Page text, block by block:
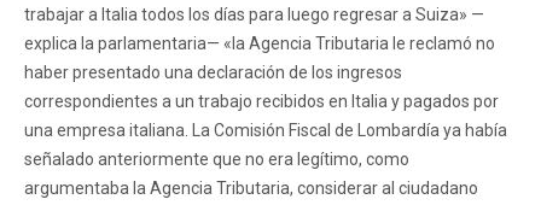
trabajar a Italia todos los días para luego regresar a Suiza» —
explica la parlamentaria— «la Agencia Tributaria le reclamó no
haber presentado una declaración de los ingresos
correspondientes a un trabajo recibidos en Italia y pagados por
una empresa italiana. La Comisión Fiscal de Lombardía ya había
señalado anteriormente que no era legítimo, como
argumentaba la Agencia Tributaria, considerar al ciudadano